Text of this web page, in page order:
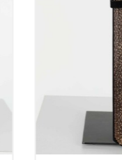
Official, site-ul en-